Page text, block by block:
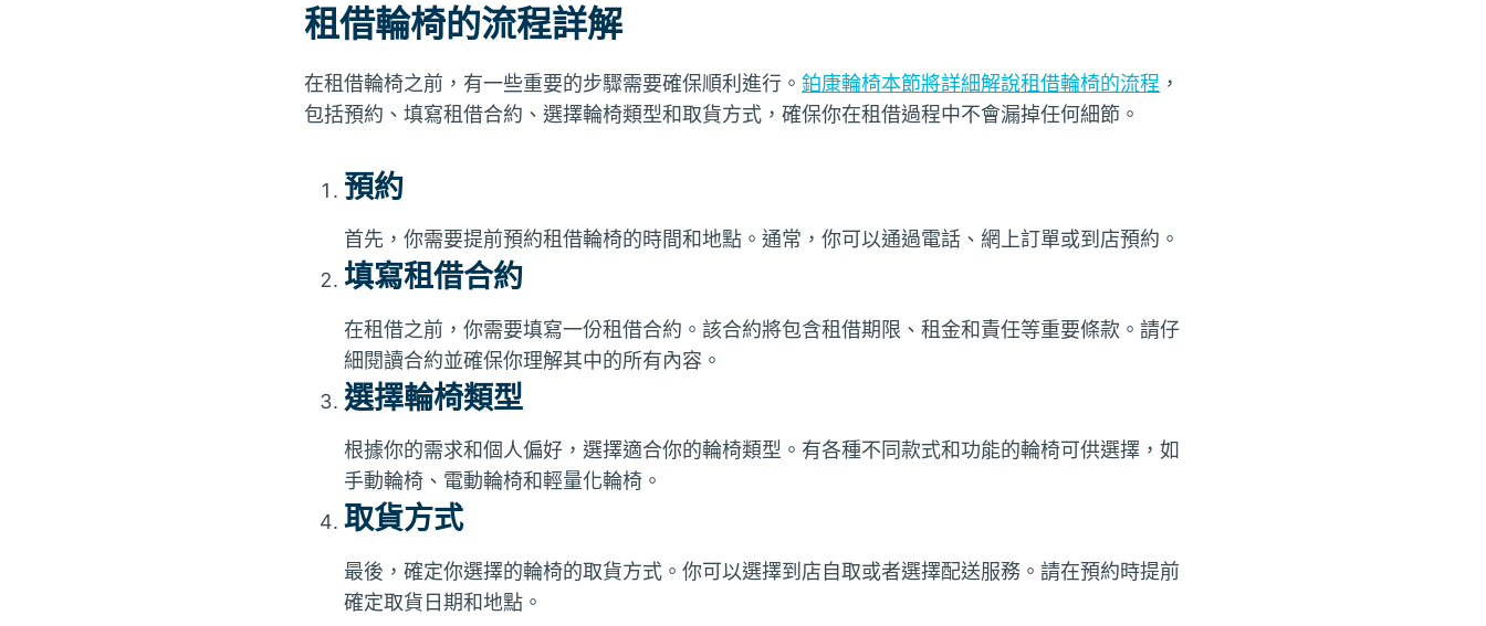
租借輪椅的流程詳解
在租借輪椅之前，有一些重要的步驟需要確保順利進行。 鉑康輪椅本節將詳細解說租借輪椅的流程 ，
包括預約、填寫租借合約、選擇輪椅類型和取貨方式，確保你在租借過程中不會漏掉任何細節。
預約
首先，你需要提前預約租借輪椅的時間和地點。通常，你可以通過電話、網上訂單或到店預約。
填寫租借合約
在租借之前，你需要填寫一份租借合約。該合約將包含租借期限、租金和責任等重要條款。請仔
細閱讀合約並確保你理解其中的所有內容。
選擇輪椅類型
根據你的需求和個人偏好，選擇適合你的輪椅類型。有各種不同款式和功能的輪椅可供選擇，如
手動輪椅、電動輪椅和輕量化輪椅。
取貨方式
最後，確定你選擇的輪椅的取貨方式。你可以選擇到店自取或者選擇配送服務。請在預約時提前
確定取貨日期和地點。